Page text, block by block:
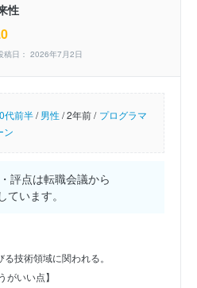
性
稿日： 2026年7月2日
代前半/男性/2年前 / プログラマ
ン
評点は転職会議から
ています。
技術領域に関われる。
がいい点】